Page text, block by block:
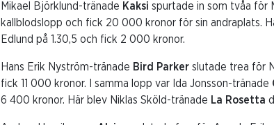
Mikael Björklund-tränade Kaksi spurtade in som tvåa för
kallblodslopp och fick 20 000 kronor för sin andraplats.
Edlund på 1.30,5 och fick 2 000 kronor.
Hans Erik Nyström-tränade Bird Parker slutade trea för
fick 11 000 kronor. I samma lopp var Ida Jonsson-tränade
6 400 kronor. Här blev Niklas Sköld-tränade La Rosetta